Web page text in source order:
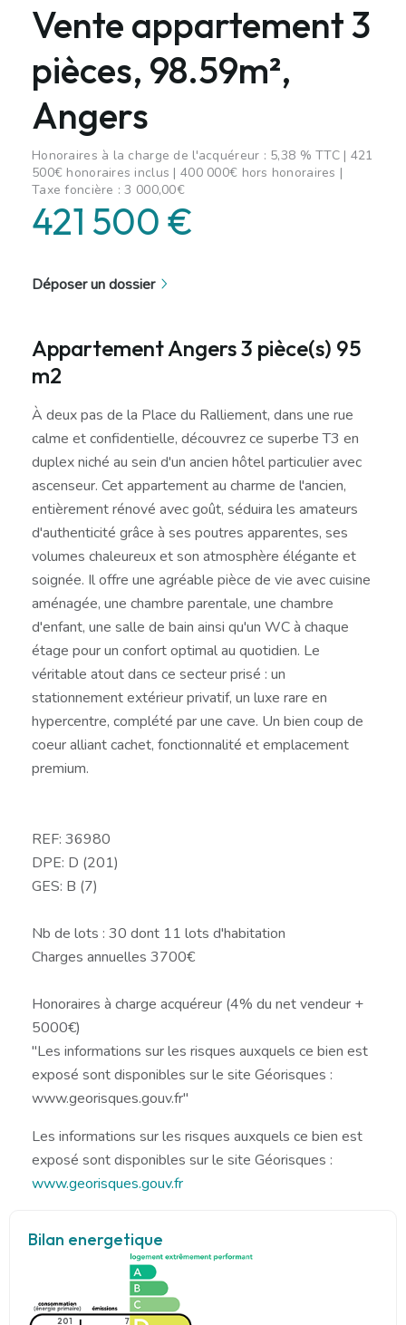
Vente appartement 3
pièces, 98.59m²,
Angers
Honoraires à la charge de l'acquéreur : 5,38 % TTC | 421
500€ honoraires inclus | 400 000€ hors honoraires |
Taxe foncière : 3 000,00€
421 500 €
Déposer un dossier
Appartement Angers 3 pièce(s) 95
m2
À deux pas de la Place du Ralliement, dans une rue
calme et confidentielle, découvrez ce superbe T3 en
duplex niché au sein d'un ancien hôtel particulier avec
ascenseur. Cet appartement au charme de l'ancien,
entièrement rénové avec goût, séduira les amateurs
d'authenticité grâce à ses poutres apparentes, ses
volumes chaleureux et son atmosphère élégante et
soignée. Il offre une agréable pièce de vie avec cuisine
aménagée, une chambre parentale, une chambre
d'enfant, une salle de bain ainsi qu'un WC à chaque
étage pour un confort optimal au quotidien. Le
véritable atout dans ce secteur prisé : un
stationnement extérieur privatif, un luxe rare en
hypercentre, complété par une cave. Un bien coup de
coeur alliant cachet, fonctionnalité et emplacement
premium.
REF: 36980
DPE: D (201)
GES: B (7)
Nb de lots : 30 dont 11 lots d'habitation
Charges annuelles 3700€
Honoraires à charge acquéreur (4% du net vendeur +
5000€)
"Les informations sur les risques auxquels ce bien est
exposé sont disponibles sur le site Géorisques :
www.georisques.gouv.fr"
Les informations sur les risques auxquels ce bien est
exposé sont disponibles sur le site Géorisques :
www.georisques.gouv.fr
Bilan energetique
201 7